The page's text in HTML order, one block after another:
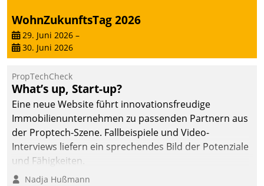
WohnZukunftsTag 2026
29. Juni 2026 –
30. Juni 2026
PropTechCheck
What’s up, Start-up?
Eine neue Website führt innovationsfreudige
Immobilienunternehmen zu passenden Partnern aus
der Proptech-Szene. Fallbeispiele und Video-
Interviews liefern ein sprechendes Bild der Potenziale
und Fähigkeiten.
Nadja Hußmann